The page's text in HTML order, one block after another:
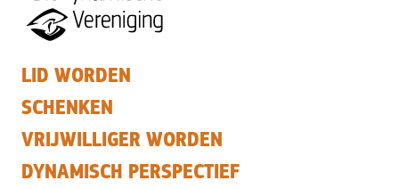
LID WORDEN
SCHENKEN
VRIJWILLIGER WORDEN
DYNAMISCH PERSPECTIEF